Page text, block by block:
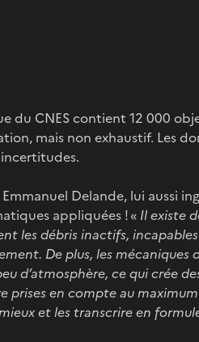
du CNES contient 12 000
mais non exhaustif. Les
Delande, lui aussi
appliquées ! « Il existe
les débris inactifs,
De plus, les mécaniques
d’atmosphère, ce qui crée
en compte au
et les transcrire en